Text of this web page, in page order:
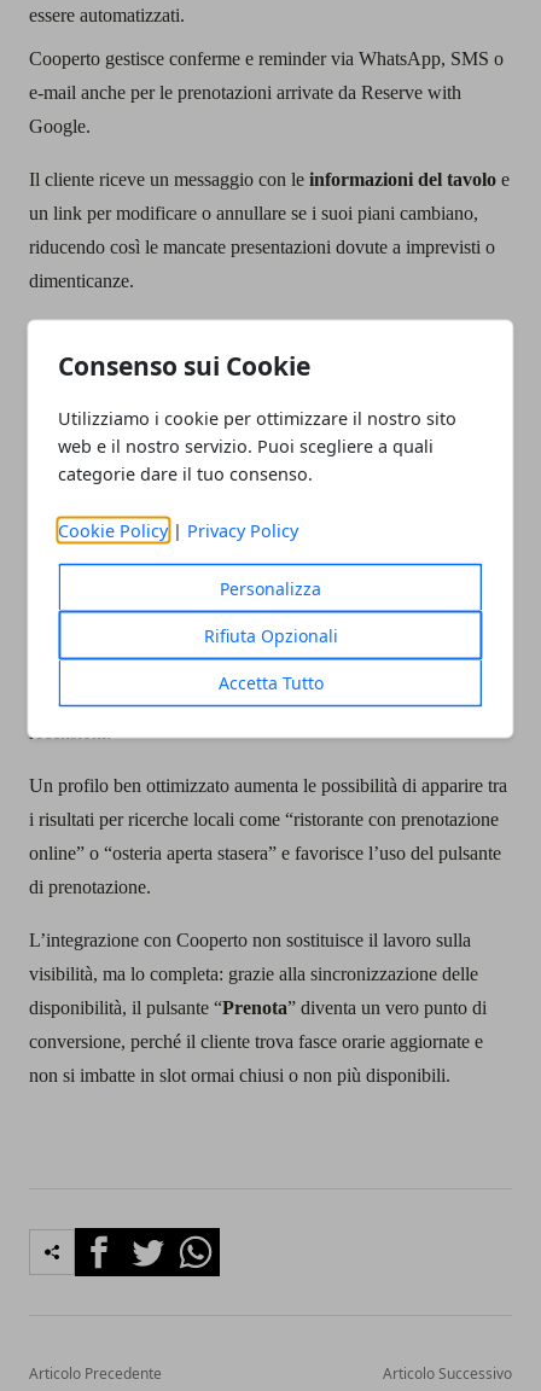
Consenso sui Cookie
Utilizziamo i cookie per ottimizzare il nostro sito
web e il nostro servizio. Puoi scegliere a quali
categorie dare il tuo consenso.
Cookie Policy | Privacy Policy
Personalizza
Rifiuta Opzionali
Accetta Tutto
essere automatizzati.
Cooperto gestisce conferme e reminder via WhatsApp, SMS o
e-mail anche per le prenotazioni arrivate da Reserve with
Google.
Il cliente riceve un messaggio con le informazioni del tavolo e
un link per modificare o annullare se i suoi piani cambiano,
riducendo così le mancate presentazioni dovute a imprevisti o
dimenticanze.
una caparra, Cooperto permette di applicare la stessa regola
politiche omogenee su tutti i canali.
Google e visibilità del ristorante
esprime al massimo il suo potenziale
quando la scheda Google Business Profile del ristorante è
curata in modo professionale: foto aggiornate, orari corretti,
recensioni.
Un profilo ben ottimizzato aumenta le possibilità di apparire tra
i risultati per ricerche locali come “ristorante con prenotazione
online” o “osteria aperta stasera” e favorisce l’uso del pulsante
di prenotazione.
L’integrazione con Cooperto non sostituisce il lavoro sulla
visibilità, ma lo completa: grazie alla sincronizzazione delle
disponibilità, il pulsante “Prenota” diventa un vero punto di
conversione, perché il cliente trova fasce orarie aggiornate e
non si imbatte in slot ormai chiusi o non più disponibili.
FacebookTwitterWhatsapp
Articolo Precedente Articolo Successivo